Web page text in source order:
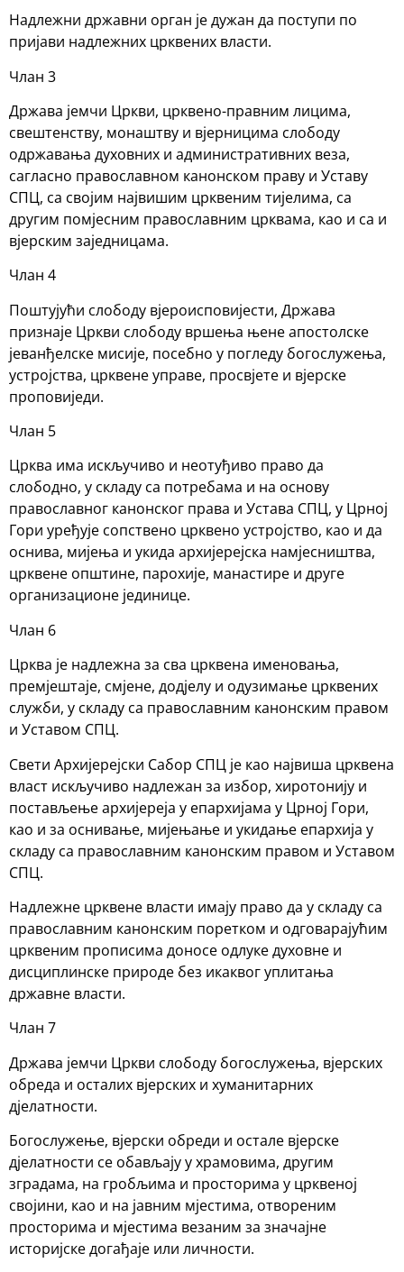
Надлежни државни орган је дужан да поступи по
пријави надлежних црквених власти.
Члан 3
Држава јемчи Цркви, црквено-правним лицима,
свештенству, монаштву и вјерницима слободу
одржавања духовних и административних веза,
сагласно православном канонском праву и Уставу
СПЦ, са својим највишим црквеним тијелима, са
другим помјесним православним црквама, као и са и
вјерским заједницама.
Члан 4
Поштујући слободу вјероисповијести, Држава
признаје Цркви слободу вршења њене апостолске
јеванђелске мисије, посебно у погледу богослужења,
устројства, црквене управе, просвјете и вјерске
проповиједи.
Члан 5
Црква има искључиво и неотуђиво право да
слободно, у складу са потребама и на основу
православног канонског права и Устава СПЦ, у Црној
Гори уређује сопствено црквено устројство, као и да
оснива, мијења и укида архијерејска намјесништва,
црквене општине, парохије, манастире и друге
организационе јединице.
Члан 6
Црква је надлежна за сва црквена именовања,
премјештаје, смјене, додјелу и одузимање црквених
служби, у складу са православним канонским правом
и Уставом СПЦ.
Свети Архијерејски Сабор СПЦ је као највиша црквена
власт искључиво надлежан за избор, хиротонију и
постављење архијереја у епархијама у Црној Гори,
као и за оснивање, мијењање и укидање епархија у
складу са православним канонским правом и Уставом
СПЦ.
Надлежне црквене власти имају право да у складу са
православним канонским поретком и одговарајућим
црквеним прописима доносе одлуке духовне и
дисциплинске природе без икаквог уплитања
државне власти.
Члан 7
Држава јемчи Цркви слободу богослужења, вјерских
обреда и осталих вјерских и хуманитарних
дјелатности.
Богослужење, вјерски обреди и остале вјерске
дјелатности се обављају у храмовима, другим
зградама, на гробљима и просторима у црквеној
својини, као и на јавним мјестима, отвореним
просторима и мјестима везаним за значајне
историјске догађаје или личности.